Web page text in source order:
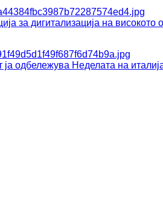
за дигитализација на високото
одбележува Неделата на